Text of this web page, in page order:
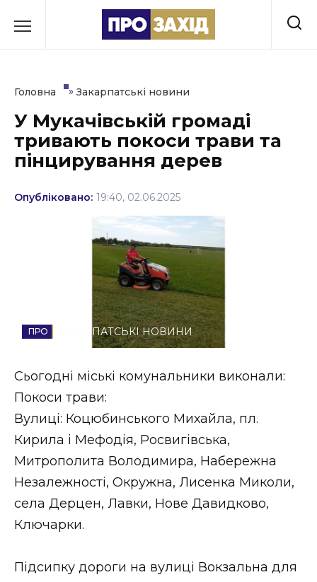
до
Культура
Освіта
Події
Стиль життя
Втрачений Ужгород (відеоверсія)
ЗАКАРПАТСЬКІ НОВИНИ
НОВИНИ ЗАХІДНОЇ УКРАЇНИ
Головна » Закарпатські новини
У Мукачівській громаді
тривають покоси трави та
пінцирування дерев
Опубліковано: 19:40, 02.06.2025
ЗАКАРПАТСЬКІ НОВИНИ
Сьогодні міські комунальники виконали:
Покоси трави:
Вулиці: Коцюбинського Михайла, пл.
Кирила і Мефодія, Росвигівська,
Митрополита Володимира, Набережна
Незалежності, Окружна, Лисенка Миколи,
села Дерцен, Лавки, Нове Давидково,
Ключарки.
Підсипку дороги на вулиці Вокзальна для